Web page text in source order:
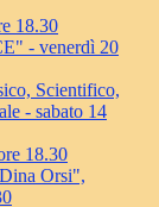
18.30
- venerdì 20
Scientifico,
- sabato 14
18.30
Orsi",